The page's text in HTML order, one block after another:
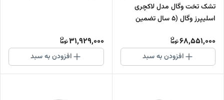
تشک تخت وگال مدل لاکچری
اسلیپرز وگال (5 سال تضمین
68,551,000
افزودن به سبد
31,929,000
افزودن به سبد